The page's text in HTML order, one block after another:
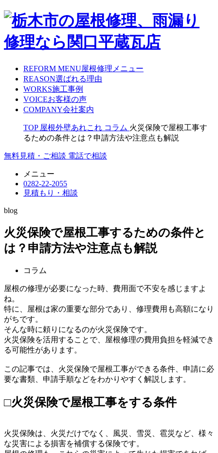
REFORM MENU屋根修理メニュー
REASON選ばれる理由
WORKS施工事例
VOICEお客様の声
COMPANY会社案内
TOP 屋根外壁あれこれ コラム 火災保険で屋根工事す
るための条件とは？申請方法や注意点も解説
無料見積・ご相談 電話で相談
メニュー
0282-22-2055
見積もり・相談
blog
火災保険で屋根工事するための条件と
は？申請方法や注意点も解説
コラム
屋根の修理が必要になった時、費用面で不安を感じますよ
ね。
特に、屋根は家の重要な部分であり、修理費用も高額になり
がちです。
そんな時に頼りになるのが火災保険です。
火災保険を活用することで、屋根修理の費用負担を軽減でき
る可能性があります。
この記事では、火災保険で屋根工事ができる条件、申請に必
要な書類、申請手順などをわかりやすく解説します。
□火災保険で屋根工事をする条件
火災保険は、火災だけでなく、風災、雪災、雹災など、様々
な災害による損害を補償する保険です。